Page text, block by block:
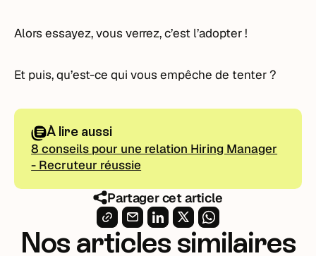
Partager cet article
Alors essayez, vous verrez, c’est l’adopter !
Et puis, qu’est-ce qui vous empêche de tenter ?
À lire aussi
8 conseils pour une relation Hiring Manager
- Recruteur réussie
Nos articles similaires